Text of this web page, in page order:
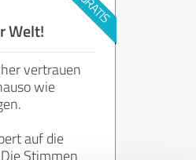
Welt!
vertrauen
wie
auf die
Stimmen